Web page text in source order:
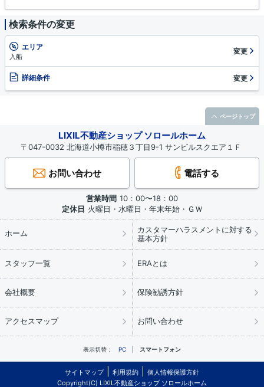
検索条件の変更
エリア
入船
変更
詳細条件 変更
LIXIL不動産ショップ ソロールホーム
〒047-0032 北海道小樽市稲穂３丁目9-1 サンビルスクエア１Ｆ
お問い合わせ 電話する
営業時間 10：00〜18：00
定休日 火曜日・水曜日・年末年始・ＧＷ
ホーム
カスタマーハラスメントに対する
基本方針
スタッフ一覧 ERAとは
会社概要 保険勧誘方針
アクセスマップ お問い合わせ
表示切替： PC スマートフォン
サイトマップ 利用規約
個人情報保護方針
Copyright(C) LIXIL不動産ショップ ソロールホーム
ページトップ